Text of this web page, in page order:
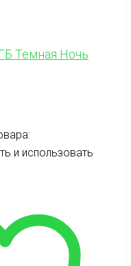
Темная Ночь
и использовать